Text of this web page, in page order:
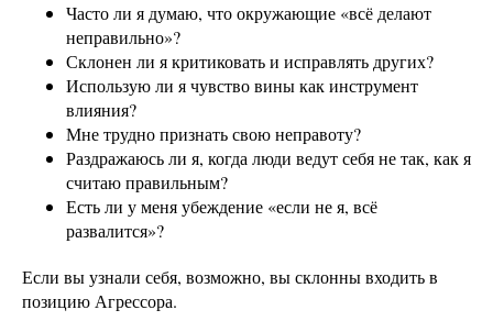
Часто ли я думаю, что окружающие «всё делают
неправильно»?
Склонен ли я критиковать и исправлять других?
Использую ли я чувство вины как инструмент
влияния?
Мне трудно признать свою неправоту?
Раздражаюсь ли я, когда люди ведут себя не так, как я
считаю правильным?
Есть ли у меня убеждение «если не я, всё
развалится»?
Если вы узнали себя, возможно, вы склонны входить в
позицию Агрессора.